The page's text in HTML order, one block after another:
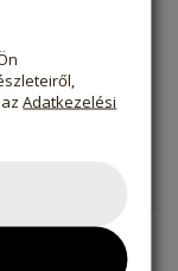
azAdatkezelési